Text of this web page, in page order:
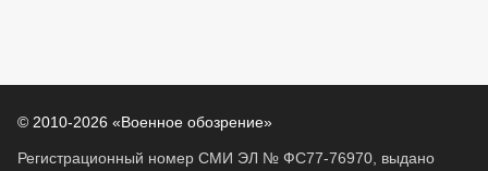
© 2010-2026 «Военное обозрение»
Регистрационный номер СМИ ЭЛ № ФС77-76970, выдано